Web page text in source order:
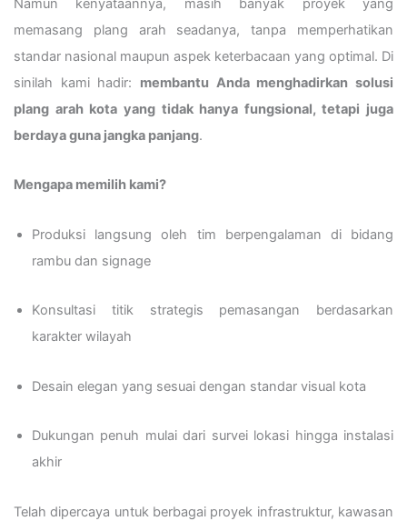
Namun kenyataannya, masih banyak proyek yang
memasang plang arah seadanya, tanpa memperhatikan
standar nasional maupun aspek keterbacaan yang optimal. Di
sinilah kami hadir: membantu Anda menghadirkan solusi
plang arah kota yang tidak hanya fungsional, tetapi juga
berdaya guna jangka panjang.
Mengapa memilih kami?
Produksi langsung oleh tim berpengalaman di bidang
rambu dan signage
Konsultasi titik strategis pemasangan berdasarkan
karakter wilayah
Desain elegan yang sesuai dengan standar visual kota
Dukungan penuh mulai dari survei lokasi hingga instalasi
akhir
Telah dipercaya untuk berbagai proyek infrastruktur, kawasan